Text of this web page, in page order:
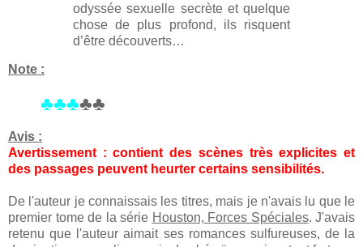
odyssée sexuelle secrète et quelque
chose de plus profond, ils risquent
d’être découverts…
Note :
♣♣♣♣♣
Avis :
Avertissement : contient des scènes très explicites et
des passages peuvent heurter certains sensibilités.
De l'auteur je connaissais les titres, mais je n'avais lu que le
premier tome de la série Houston, Forces Spéciales. J'avais
retenu que l'auteur aimait ses romances sulfureuses, de la